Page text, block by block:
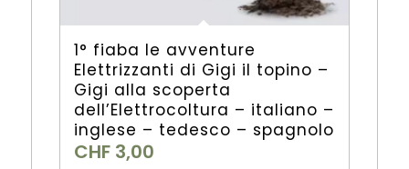
1° fiaba le avventure
Elettrizzanti di Gigi il topino –
Gigi alla scoperta
dell’Elettrocoltura – italiano –
inglese – tedesco – spagnolo
CHF3,00